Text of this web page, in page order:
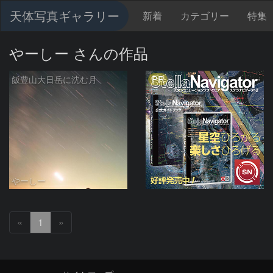
天体写真ギャラリー 新着 カテゴリー 特集
やーしー さんの作品
飯豊山大日岳に沈む月
やーしー
PR
« 1 »